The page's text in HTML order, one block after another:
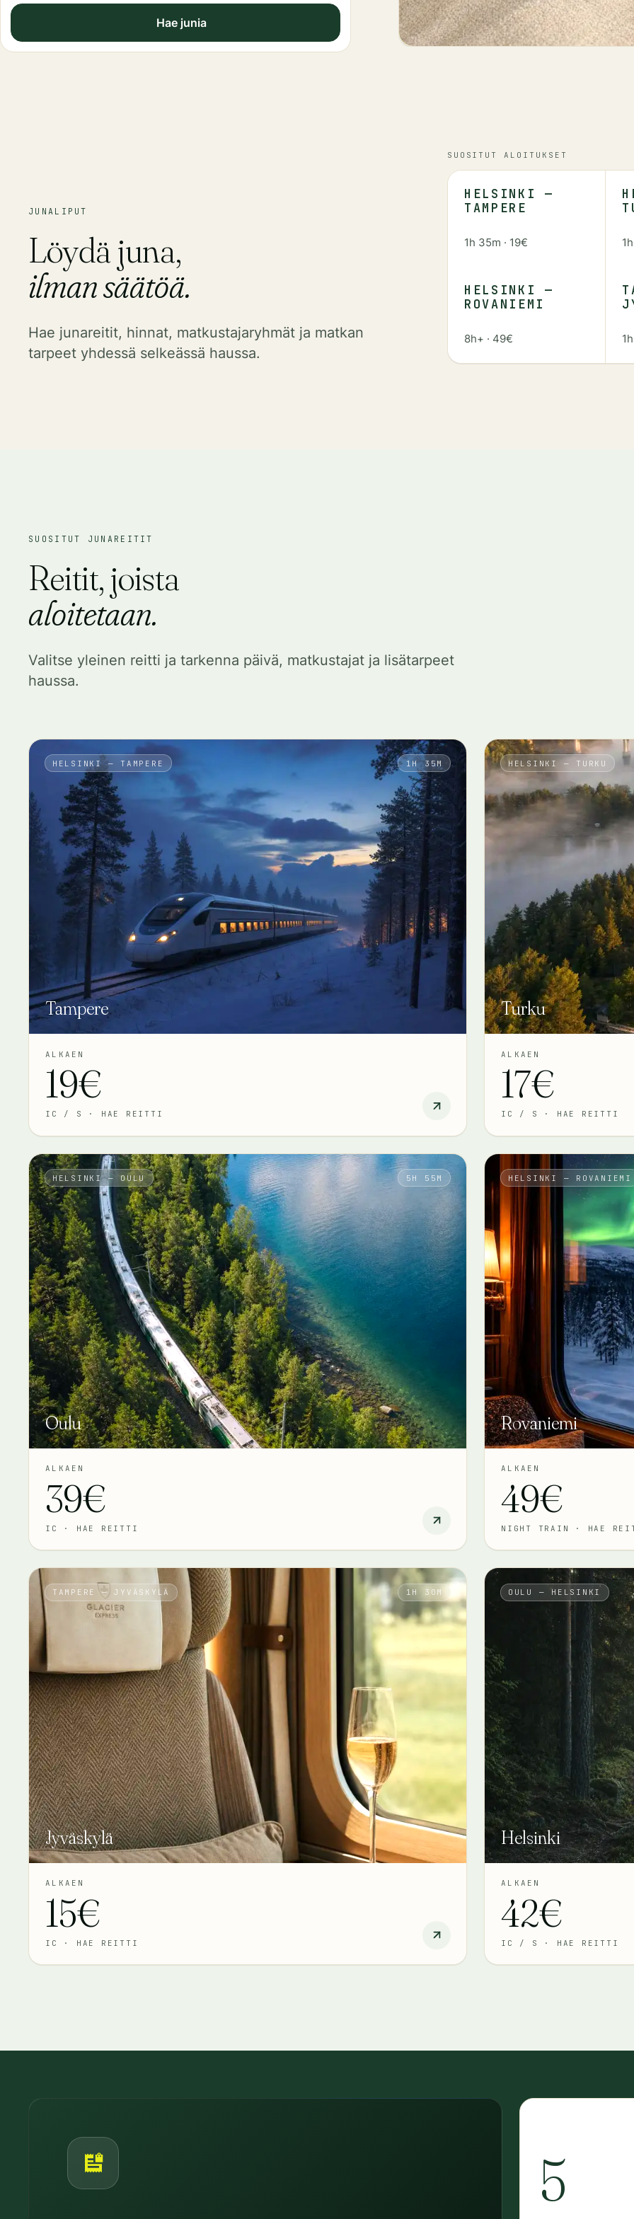
Hae junia
JUNALIPUT
Löydä juna,
ilman säätöä.
Hae junareitit, hinnat, matkustajaryhmät ja matkan
tarpeet yhdessä selkeässä haussa.
SUOSITUT ALOITUKSET
HELSINKI —
TAMPERE
1h 35m · 19€
HELSINKI —
ROVANIEMI
8h+ · 49€
SUOSITUT JUNAREITIT
Reitit, joista
aloitetaan.
Valitse yleinen reitti ja tarkenna päivä, matkustajat ja lisätarpeet
haussa.
HELSINKI — TAMPERE 1H 35M
Tampere
ALKAEN
19€
IC / S · HAE REITTI
HELSINKI — TURKU
Turku
ALKAEN
17€
IC / S · HAE REITTI
HELSINKI — OULU 5H 55M
Oulu
ALKAEN
39€
IC · HAE REITTI
HELSINKI — ROVANIEMI
Rovaniemi
ALKAEN
49€
NIGHT TRAIN · HAE
TAMPERE — JYVÄSKYLÄ 1H 30M
Jyväskylä
ALKAEN
15€
IC · HAE REITTI
OULU — HELSINKI
Helsinki
ALKAEN
42€
IC / S · HAE REITTI
5